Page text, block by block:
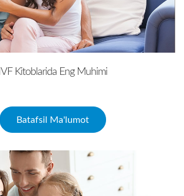
IVF Kitoblarida Eng Muhimi
Batafsil Ma'lumot